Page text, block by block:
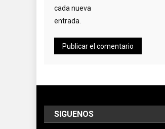
cada nueva
entrada.
SIGUENOS